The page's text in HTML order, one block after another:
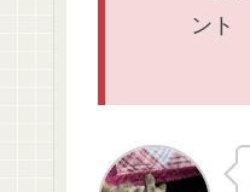
ント